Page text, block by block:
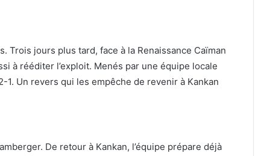
Trois jours plus tard, face à la Renaissance Caïman
à rééditer l’exploit. Menés par une équipe locale
Un revers qui les empêche de revenir à Kankan
De retour à Kankan, l’équipe prépare déjà